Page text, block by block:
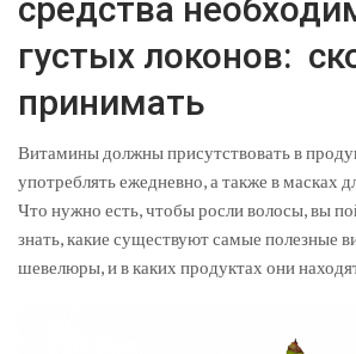
средства
густых локонов:
принимать
Витамины должны присутствовать в
употреблять ежедневно, а также в масках
Что нужно есть, чтобы росли волосы, вы
знать, какие существуют самые полезные
шевелюры, и в каких продуктах они